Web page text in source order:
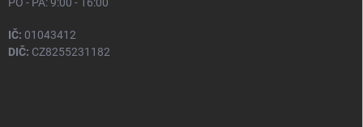
IČ: 01043412
DIČ: CZ8255231182